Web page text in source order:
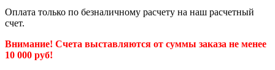
Оплата только по безналичному расчету на наш расчетный
счет.
Внимание! Счета выставляются от суммы заказа не менее
10 000 руб!